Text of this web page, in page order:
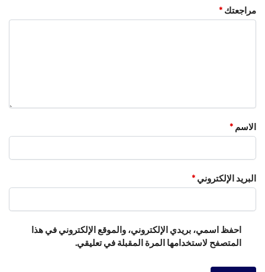
مراجعتك *
الاسم *
البريد الإلكتروني *
احفظ اسمي، بريدي الإلكتروني، والموقع الإلكتروني في هذا
المتصفح لاستخدامها المرة المقبلة في تعليقي.